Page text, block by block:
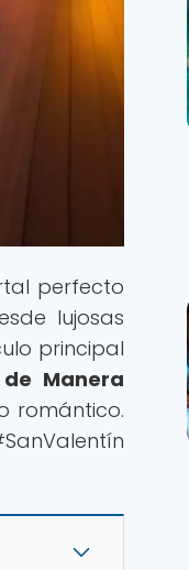
perfecto
lujosas
principal
Manera
romántico.